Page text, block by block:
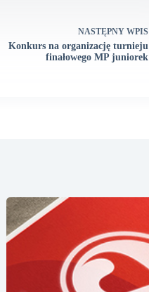
NASTĘPNY WPIS
Konkurs na organizację turnieju
finałowego MP juniorek